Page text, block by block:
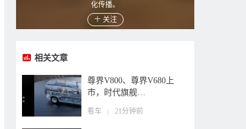
化传播。
关注
相关文章
尊界V800、尊界V680上
市，时代旗舰…
看车 21分钟前